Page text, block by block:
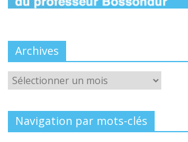
Archives
Archives
Navigation par mots-clés